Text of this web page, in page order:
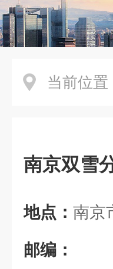
当前位置
南京双雪
地点： 南京
邮编：